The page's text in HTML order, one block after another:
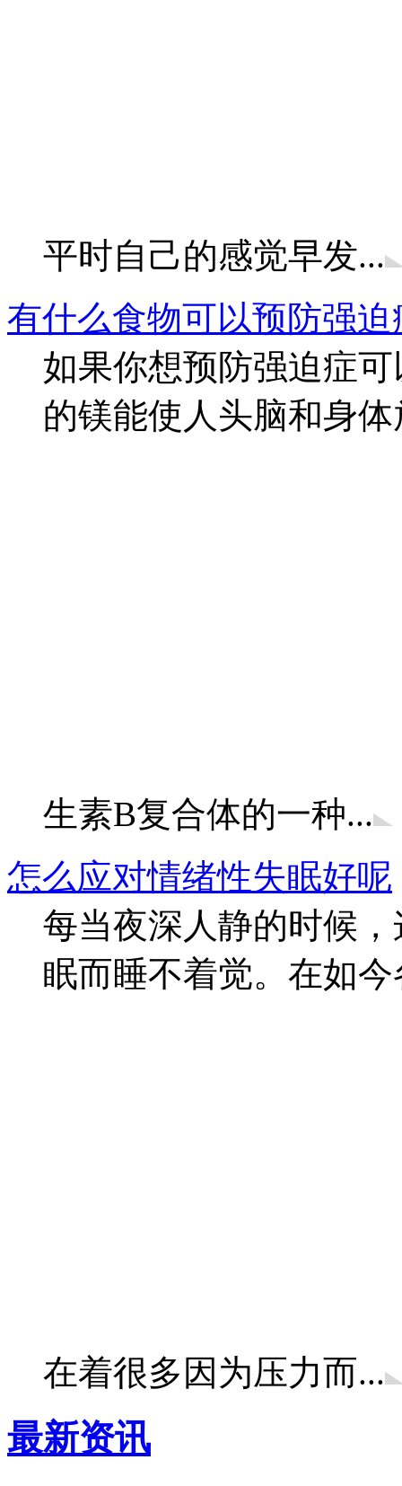
平时自己的感觉早发...
有什么食物可以预防强迫
如果你想预防强迫症
的镁能使人头脑和身
生素B复合体的一种...
怎么应对情绪性失眠好呢
每当夜深人静的时候
眠而睡不着觉。在如
在着很多因为压力而...
最新资讯